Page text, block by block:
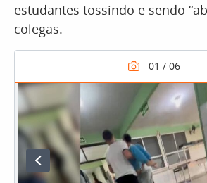
estudantes tossindo e sendo
colegas.